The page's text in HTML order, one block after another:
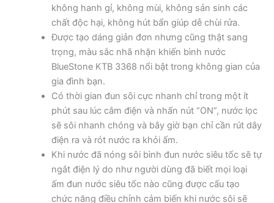
không hanh gỉ, không mùi, không sản sinh các
chất độc hại, không hút bẩn giúp dễ chùi rửa.
Được tạo dáng giản đơn nhưng cũng thật sang
trọng, màu sắc nhã nhặn khiến bình nước
BlueStone KTB 3368 nổi bật trong không gian của
gia đình bạn.
Có thời gian đun sôi cực nhanh chỉ trong một ít
phút sau lúc cắm điện và nhấn nút “ON”, nước lọc
sẽ sôi nhanh chóng và bây giờ bạn chỉ cần rút dây
điện ra và rót nước ra khỏi ấm.
Khi nước đã nóng sôi bình đun nước siêu tốc sẽ tự
ngắt điện lý do như người dùng đã biết mọi loại
ấm đun nước siêu tốc nào cũng được cấu tạo
chức năng điều chỉnh cảm biến khi nước sôi sẽ